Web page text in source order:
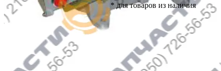
* для товаров из наличия